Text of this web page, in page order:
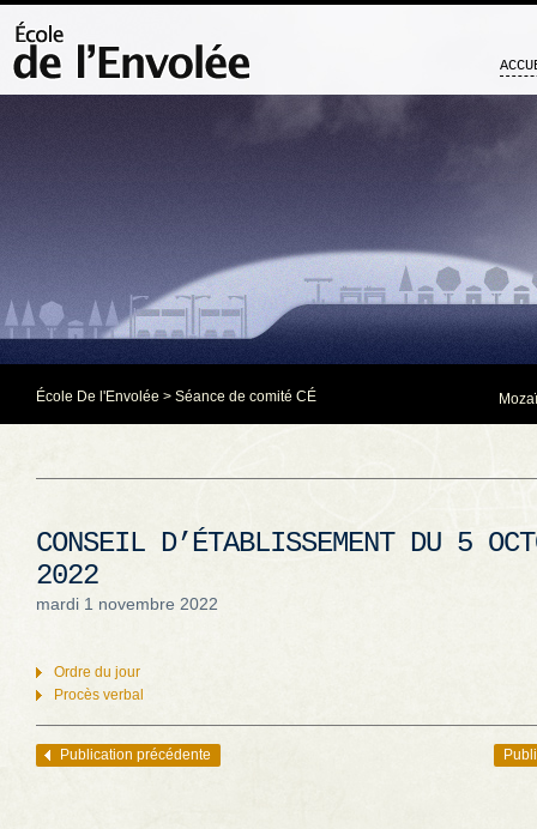
École De l'Envolée > Séance de comité CÉ
CONSEIL D’ÉTABLISSEMENT DU 5
2022
mardi 1 novembre 2022
Ordre du jour
Procès verbal
Navigation des articles
Publication précédente